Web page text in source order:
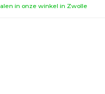
in onze winkel in Zwolle